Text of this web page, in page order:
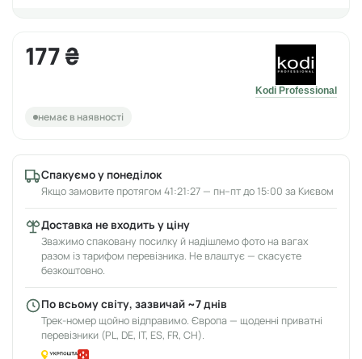
177 ₴
Kodi Professional
немає в наявності
Спакуємо у понеділок
Якщо замовите протягом 41:21:27 — пн–пт до 15:00 за Києвом
Доставка не входить у ціну
Зважимо спаковану посилку й надішлемо фото на вагах
разом із тарифом перевізника. Не влаштує — скасуєте
безкоштовно.
По всьому світу, зазвичай ~7 днів
Трек-номер щойно відправимо. Європа — щоденні приватні
перевізники (PL, DE, IT, ES, FR, CH).